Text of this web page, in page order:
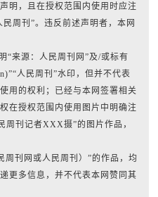
明，且在授权范围内使用时应注
周刊”。违反前述声明者，本网
“来源：人民周刊网”及/或标有
人民周刊”水印，但并不代表
用的权利；已经与本网签署相关
在授权范围内使用图片中明确注
周刊记者XXX摄”的图片作品，
刊网或人民周刊）”的作品，均
更多信息，并不代表本网赞同其